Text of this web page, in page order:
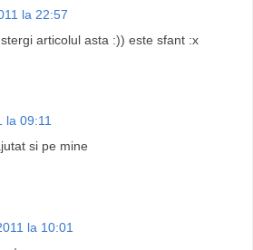
la 22:57
articolul asta :)) este sfant :x
la 09:11
si pe mine
la 10:01